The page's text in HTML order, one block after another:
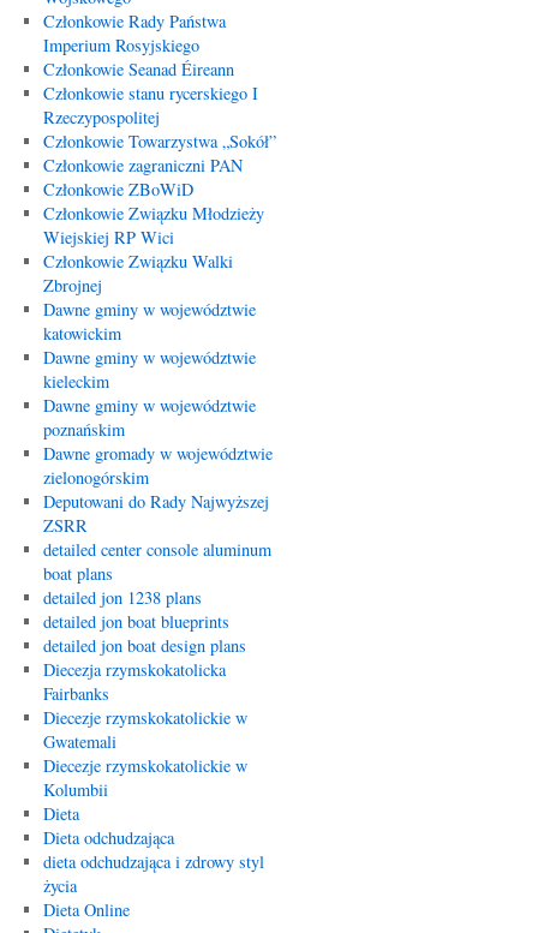
Członkowie Rady Państwa
Imperium Rosyjskiego
Członkowie Seanad Éireann
Członkowie stanu rycerskiego I
Rzeczypospolitej
Członkowie Towarzystwa „Sokół”
Członkowie zagraniczni PAN
Członkowie ZBoWiD
Członkowie Związku Młodzieży
Wiejskiej RP Wici
Członkowie Związku Walki
Zbrojnej
Dawne gminy w województwie
katowickim
Dawne gminy w województwie
kieleckim
Dawne gminy w województwie
poznańskim
Dawne gromady w województwie
zielonogórskim
Deputowani do Rady Najwyższej
ZSRR
detailed center console aluminum
boat plans
detailed jon 1238 plans
detailed jon boat blueprints
detailed jon boat design plans
Diecezja rzymskokatolicka
Fairbanks
Diecezje rzymskokatolickie w
Gwatemali
Diecezje rzymskokatolickie w
Kolumbii
Dieta
Dieta odchudzająca
dieta odchudzająca i zdrowy styl
życia
Dieta Online